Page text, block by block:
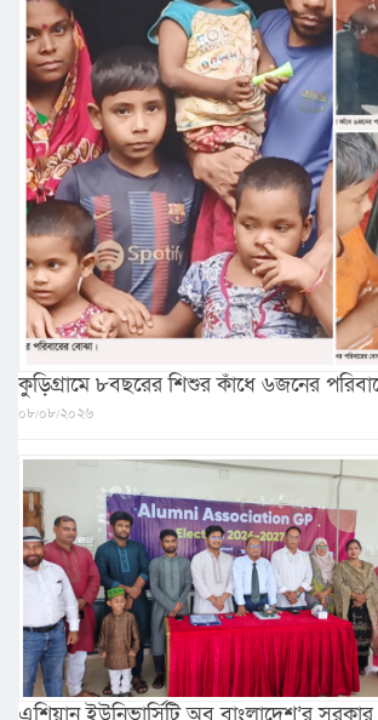
কুড়িগ্রামে ৮বছরের শিশুর কাঁধে ৬জনের
০৮/০৮/২০২৬
এশিয়ান ইউনিভার্সিটি অব বাংলাদেশ’র